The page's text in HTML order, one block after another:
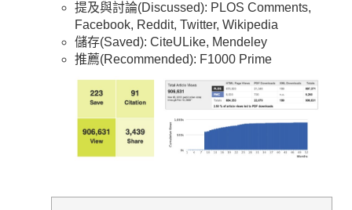
提及與討論(Discussed): PLOS Comments,
Facebook, Reddit, Twitter, Wikipedia
儲存(Saved): CiteULike, Mendeley
推薦(Recommended): F1000 Prime